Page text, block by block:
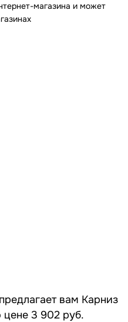
магазина и может
вам Карниз
цене 3 902 руб.